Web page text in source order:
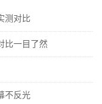
测对比
比一目了然
不反光